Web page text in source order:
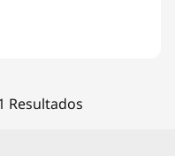
Resultados